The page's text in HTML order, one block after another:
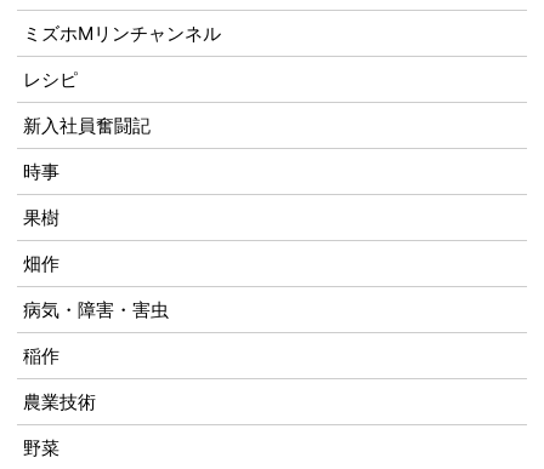
ミズホMリンチャンネル
レシピ
新入社員奮闘記
時事
果樹
畑作
病気・障害・害虫
稲作
農業技術
野菜